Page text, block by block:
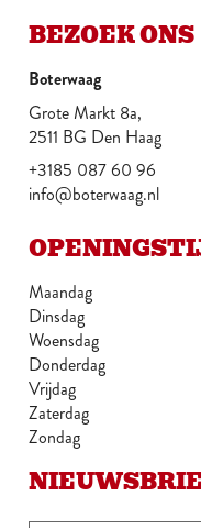
BEZOEK ONS
Boterwaag
Grote Markt 8a,
2511 BG Den Haag
+3185 087 60 96
info@boterwaag.nl
Maandag
Dinsdag
Woensdag
Donderdag
Vrijdag
Zaterdag
Zondag